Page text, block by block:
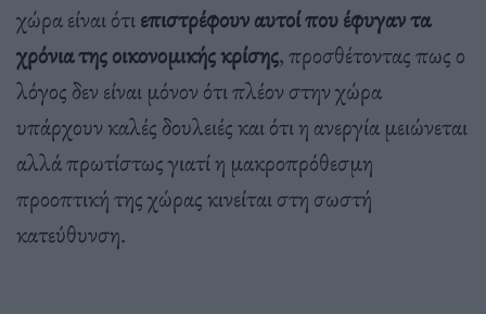
χώρα είναι ότιεπιστρέφουν αυτοί που έφυγαν τα
χρόνια της οικονομικής κρίσης, προσθέτοντας πως ο
λόγος δεν είναι μόνον ότι πλέον στην χώρα
υπάρχουν καλές δουλειές και ότι η ανεργία μειώνεται
αλλά πρωτίστως γιατί η μακροπρόθεσμη
προοπτική της χώρας κινείται στη σωστή
κατεύθυνση.